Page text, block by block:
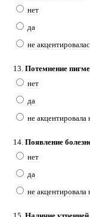
нет
да
не
13. Потемнение
нет
да
не
14. Появление
нет
да
не